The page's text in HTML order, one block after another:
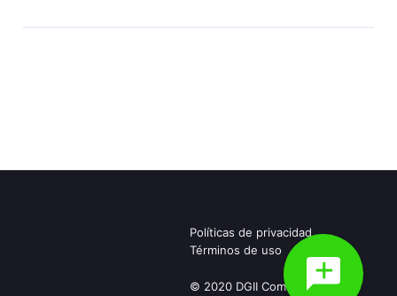
Políticas de privacidad
Términos de uso
© 2020 DGII Community